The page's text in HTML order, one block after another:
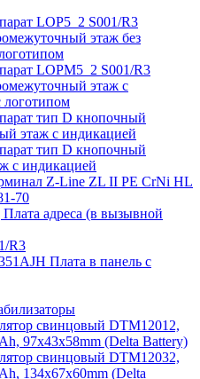
LOP5_2 S001/R3
этаж без
LOPM5_2 S001/R3
этаж с
логотипом
тип D кнопочный
этаж с индикацией
тип D кнопочный
с индикацией
Z-Line ZL II PE CrNi HL
70
адреса (в вызывной
R3
Плата в панель с
свинцовый DTM12012,
97х43х58mm (Delta Battery)
свинцовый DTM12032,
134x67x60mm (Delta